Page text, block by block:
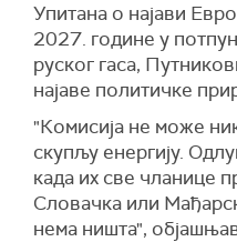
Упитана о најави
2027. године у
руског гаса,
најаве политичке
"Комисија не може
скупљу енергију.
када их све чланице
Словачка или
нема ништа",